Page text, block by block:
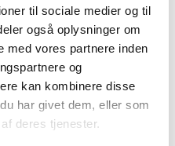
til sociale medier og til
også oplysninger om
med vores partnere inden
og
kan kombinere disse
har givet dem, eller som
deres tjenester.
Model/varenr.: 50110125
cualbine Black
Large
Se produktet